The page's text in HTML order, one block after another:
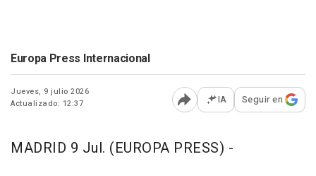
Europa Press Internacional
Jueves, 9 julio 2026
Actualizado: 12:37
Abrir opciones para
IA Seguir en
MADRID 9 Jul. (EUROPA PRESS) -